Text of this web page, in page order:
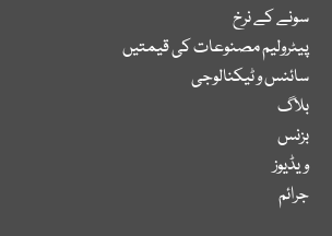
سونے کے نرخ
پیٹرولیم مصنوعات کی قیمتیں
سائنس و ٹیکنالوجی
بلاگ
بزنس
ویڈیوز
جرائم